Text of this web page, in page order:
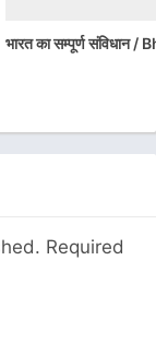
in Hindi
भारत का सम्पूर्ण
Required